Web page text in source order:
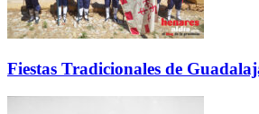
Fiestas Tradicionales de